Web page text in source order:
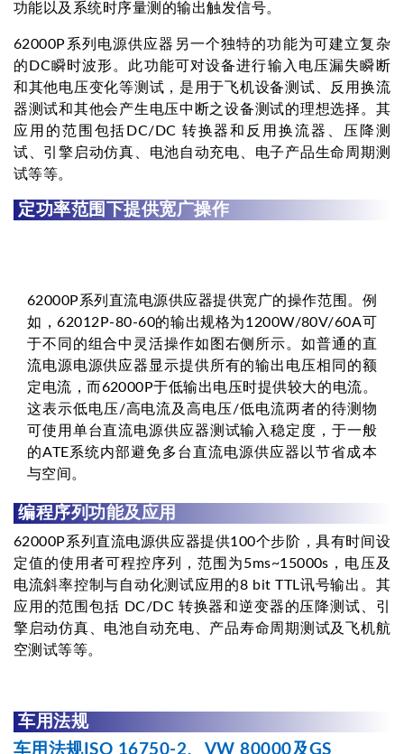
功能以及系统时序量测的输出触发信号。
62000P系列电源供应器另一个独特的功能为可建立复杂
的DC瞬时波形。此功能可对设备进行输入电压漏失瞬断
和其他电压变化等测试，是用于飞机设备测试、反用换流
器测试和其他会产生电压中断之设备测试的理想选择。其
应用的范围包括DC/DC 转换器和反用换流器、压降测
试、引擎启动仿真、电池自动充电、电子产品生命周期测
试等等。
定功率范围下提供宽广操作
62000P系列直流电源供应器提供宽广的操作范围。例
如，62012P-80-60的输出规格为1200W/80V/60A可
于不同的组合中灵活操作如图右侧所示。如普通的直
流电源电源供应器显示提供所有的输出电压相同的额
定电流，而62000P于低输出电压时提供较大的电流。
这表示低电压/高电流及高电压/低电流两者的待测物
可使用单台直流电源供应器测试输入稳定度，于一般
的ATE系统内部避免多台直流电源供应器以节省成本
与空间。
编程序列功能及应用
62000P系列直流电源供应器提供100个步阶，具有时间设
定值的使用者可程控序列，范围为5ms~15000s，电压及
电流斜率控制与自动化测试应用的8 bit TTL讯号输出。其
应用的范围包括 DC/DC 转换器和逆变器的压降测试、引
擎启动仿真、电池自动充电、产品寿命周期测试及飞机航
空测试等等。
车用法规
车用法规ISO 16750-2、VW 80000及GS